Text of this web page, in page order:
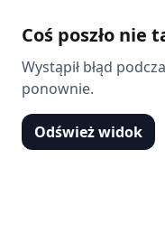
Coś poszło nie
Wystąpił błąd
ponownie.
Odśwież widok